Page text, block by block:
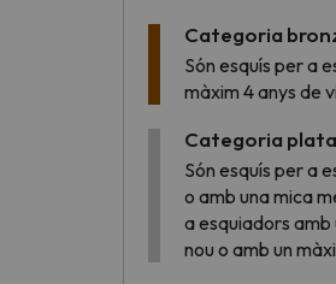
Categoria
Són esquís per a
màxim 4 anys de
Categoria plata
Són esquís per a
o amb una mica
a esquiadors
nou o amb un